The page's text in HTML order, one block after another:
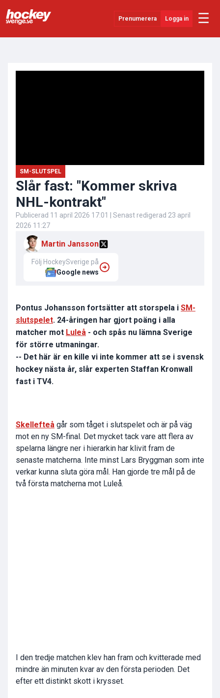
Prenumerera Logga in ☰
SM-SLUTSPEL
Slår fast: "Kommer skriva
NHL-kontrakt"
Publicerad 11 april 2026 17:01 | Senast redigerad 23 april
2026 11:27
Martin Jansson
Följ HockeySverige på
Google news
Pontus Johansson fortsätter att storspela i SM-
slutspelet. 24-åringen har gjort poäng i alla
matcher mot Luleå - och spås nu lämna Sverige
för större utmaningar.
-- Det här är en kille vi inte kommer att se i svensk
hockey nästa år, slår experten Staffan Kronwall
fast i TV4.
Skellefteå går som tåget i slutspelet och är på väg
mot en ny SM-final. Det mycket tack vare att flera av
spelarna längre ner i hierarkin har klivit fram de
senaste matcherna. Inte minst Lars Bryggman som inte
verkar kunna sluta göra mål. Han gjorde tre mål på de
två första matcherna mot Luleå.
I den tredje matchen klev han fram och kvitterade med
mindre än minuten kvar av den första perioden. Det
efter ett distinkt skott i krysset.